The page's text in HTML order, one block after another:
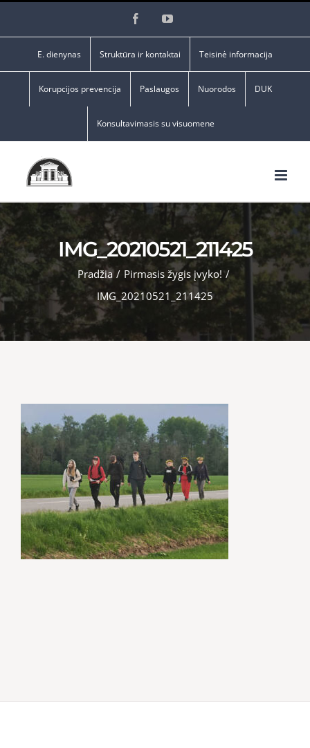
FacebookYouTube
E. dienynas Struktūra ir kontaktai Teisinė informacija
Korupcijos prevencija Paslaugos Nuorodos DUK
Konsultavimasis su visuomene
IMG_20210521_211425
Pradžia / Pirmasis žygis įvyko! /
IMG_20210521_211425